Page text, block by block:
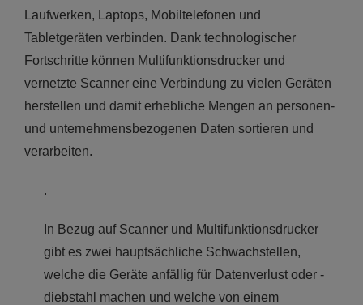
Laufwerken, Laptops, Mobiltelefonen und
Tabletgeräten verbinden. Dank technologischer
Fortschritte können Multifunktionsdrucker und
vernetzte Scanner eine Verbindung zu vielen Geräten
herstellen und damit erhebliche Mengen an personen-
und unternehmensbezogenen Daten sortieren und
verarbeiten.
.
In Bezug auf Scanner und Multifunktionsdrucker
gibt es zwei hauptsächliche Schwachstellen,
welche die Geräte anfällig für Datenverlust oder -
diebstahl machen und welche von einem